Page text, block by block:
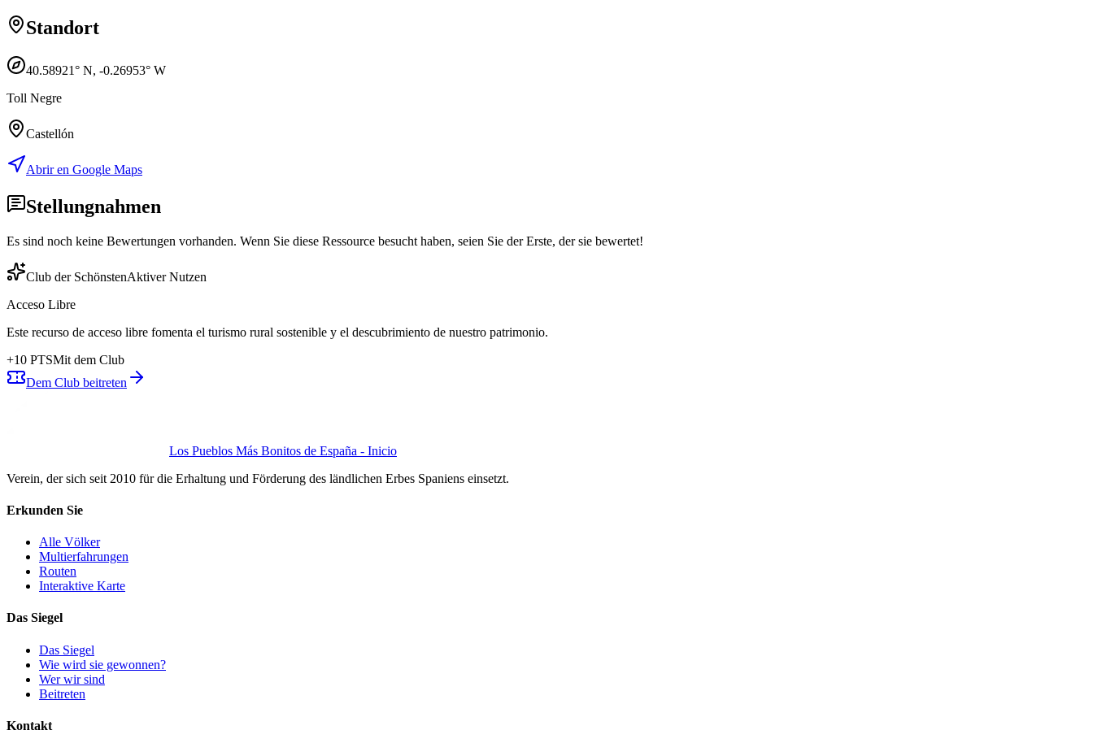
Standort
40.58921° N, -0.26953° W
Toll Negre
Castellón
Abrir en Google Maps
Stellungnahmen
Es sind noch keine Bewertungen vorhanden. Wenn Sie diese Ressource besucht haben, seien Sie der Erste, der sie bewertet!
Club der SchönstenAktiver Nutzen
Acceso Libre
Este recurso de acceso libre fomenta el turismo rural sostenible y el descubrimiento de nuestro patrimonio.
+10 PTSMit dem Club
Dem Club beitreten
Los Pueblos Más Bonitos de España - Inicio
Verein, der sich seit 2010 für die Erhaltung und Förderung des ländlichen Erbes Spaniens einsetzt.
Erkunden Sie
Alle Völker
Multierfahrungen
Routen
Interaktive Karte
Das Siegel
Das Siegel
Wie wird sie gewonnen?
Wer wir sind
Beitreten
Kontakt